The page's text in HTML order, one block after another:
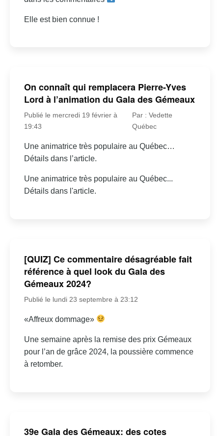
Elle est bien connue !
On connaît qui remplacera Pierre-Yves
Lord à l’animation du Gala des Gémeaux
Publié le mercredi 19 février à
19:43
Par : Vedette
Québec
Une animatrice très populaire au Québec…
Détails dans l’article.
Une animatrice très populaire au Québec...
Détails dans l'article.
[QUIZ] Ce commentaire désagréable fait
référence à quel look du Gala des
Gémeaux 2024?
Publié le lundi 23 septembre à 23:12
«Affreux dommage»
Une semaine après la remise des prix Gémeaux
pour l’an de grâce 2024, la poussière commence
à retomber.
39e Gala des Gémeaux: des cotes